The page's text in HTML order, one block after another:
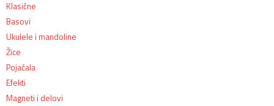
Klasične
Basovi
Ukulele i mandoline
Žice
Pojačala
Efekti
Magneti i delovi